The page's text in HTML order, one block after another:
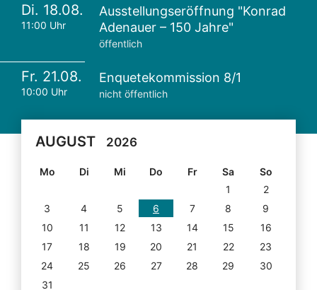
Di. 18.08.
11:00 Uhr
Ausstellungseröffnung "Konrad
Adenauer – 150 Jahre"
öffentlich
Fr. 21.08.
10:00 Uhr
Enquetekommission 8/1
nicht öffentlich
AUGUST 2026
Mo Di Mi Do Fr Sa
So
1
2
3
4 5 6 7 8
9
10
11 12 13 14 15
16
17
18 19 20 21 22
23
24
25 26 27 28 29
30
31